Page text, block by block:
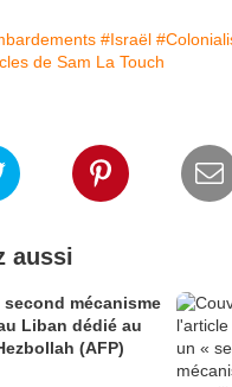
#Israël
de Sam La Touch
aussi
mécanisme
Liban dédié au
(AFP)